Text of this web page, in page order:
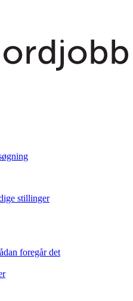
stillinger
foregår det